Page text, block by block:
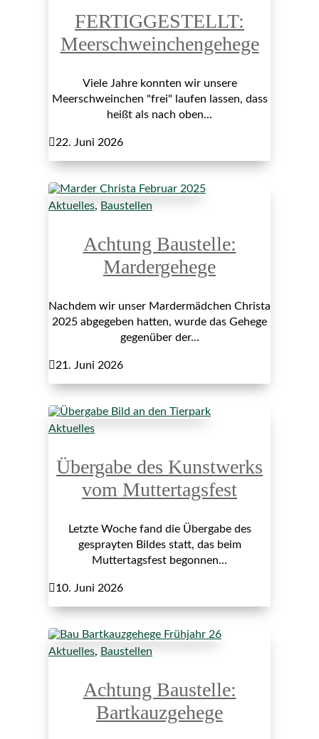
FERTIGGESTELLT:
Meerschweinchengehege
Viele Jahre konnten wir unsere
Meerschweinchen "frei" laufen lassen, dass
heißt als nach oben...
22. Juni 2026
Aktuelles, Baustellen
Achtung Baustelle:
Mardergehege
Nachdem wir unser Mardermädchen Christa
2025 abgegeben hatten, wurde das Gehege
gegenüber der...
21. Juni 2026
Aktuelles
Übergabe des Kunstwerks
vom Muttertagsfest
Letzte Woche fand die Übergabe des
gesprayten Bildes statt, das beim
Muttertagsfest begonnen...
10. Juni 2026
Aktuelles, Baustellen
Achtung Baustelle:
Bartkauzgehege